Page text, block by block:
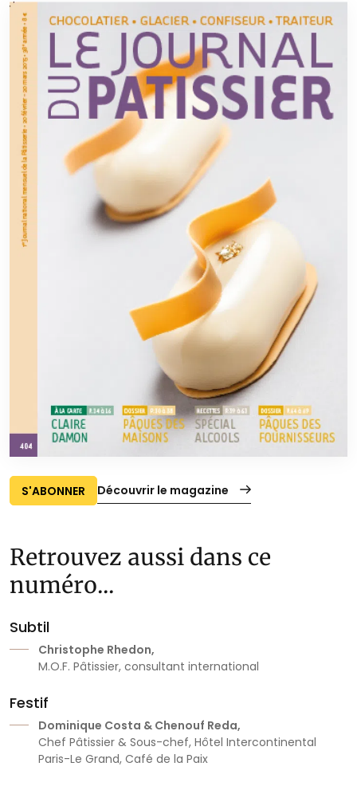
S'ABONNER Découvrir le magazine
Retrouvez aussi dans ce
numéro...
Subtil
Christophe Rhedon,
M.O.F. Pâtissier, consultant international
Festif
Dominique Costa & Chenouf Reda,
Chef Pâtissier & Sous-chef, Hôtel Intercontinental
Paris-Le Grand, Café de la Paix